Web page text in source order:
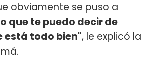
obviamente se puso a
que te puedo decir de
está todo bien", le explicó la